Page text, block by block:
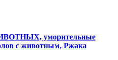
уморительные
с животным, Ржака